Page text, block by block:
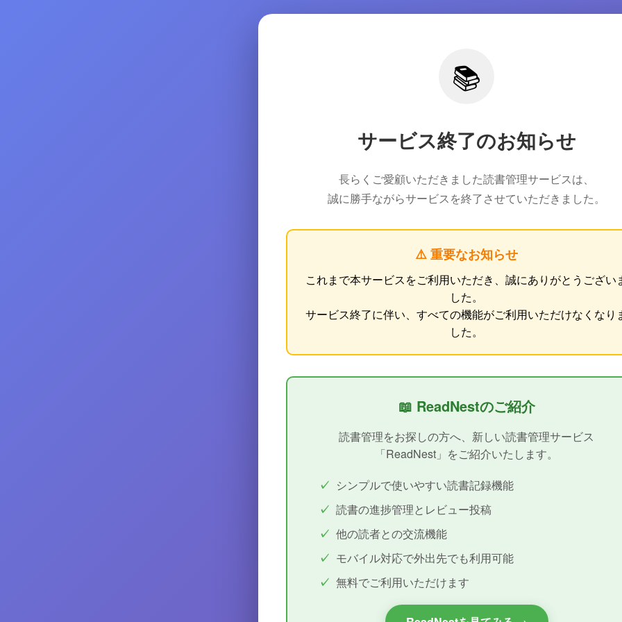
📚
サービス終了のお知らせ
長らくご愛顧いただきました読書管理サービスは、
誠に勝手ながらサービスを終了させていただきました。
⚠️ 重要なお知らせ
これまで本サービスをご利用いただき、誠にありがとうござい
した。
サービス終了に伴い、すべての機能がご利用いただけなくなり
した。
📖 ReadNestのご紹介
読書管理をお探しの方へ、新しい読書管理サービス
「ReadNest」をご紹介いたします。
シンプルで使いやすい読書記録機能
読書の進捗管理とレビュー投稿
他の読者との交流機能
モバイル対応で外出先でも利用可能
無料でご利用いただけます